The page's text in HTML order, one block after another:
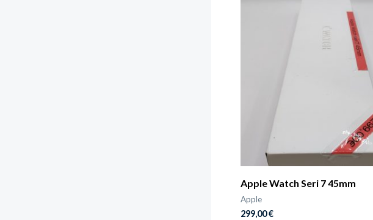
Apple Watch Seri 7 45mm
Apple
299,00€